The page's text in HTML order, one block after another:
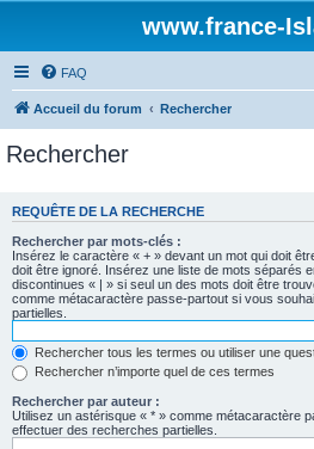
www.france-
FAQ
Accueil du forum Rechercher
Rechercher
REQUÊTE DE LA RECHERCHE
Rechercher par mots-clés :
Insérez le caractère « + » devant un mot qui doit
doit être ignoré. Insérez une liste de mots séparés
discontinues « | » si seul un des mots doit être
comme métacaractère passe-partout si vous
partielles.
Rechercher tous les termes ou utiliser une
Rechercher n’importe quel de ces termes
Rechercher par auteur :
Utilisez un astérisque « * » comme métacaractère
effectuer des recherches partielles.